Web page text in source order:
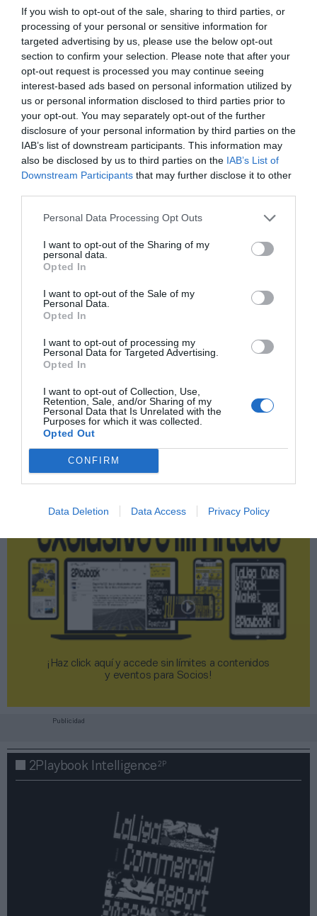
If you wish to opt-out of the sale, sharing to third parties, or
processing of your personal or sensitive information for
targeted advertising by us, please use the below opt-out
section to confirm your selection. Please note that after your
opt-out request is processed you may continue seeing
interest-based ads based on personal information utilized by
us or personal information disclosed to third parties prior to
your opt-out. You may separately opt-out of the further
disclosure of your personal information by third parties on the
IAB’s list of downstream participants. This information may
also be disclosed by us to third parties on the IAB’s List of
Downstream Participants that may further disclose it to other
Personal Data Processing Opt Outs
I want to opt-out of the Sharing of my
personal data.
Opted In
I want to opt-out of the Sale of my
Personal Data.
Opted In
I want to opt-out of processing my
Personal Data for Targeted Advertising.
Opted In
I want to opt-out of Collection, Use,
Retention, Sale, and/or Sharing of my
Personal Data that Is Unrelated with the
Purposes for which it was collected.
Opted Out
CONFIRM
Data Deletion Data Access Privacy Policy
Índex2P
Metropolitan
Barcelona Open Banc Sabadell
fútbol y baloncesto, segmentados por competición,
tipología de activos, marcas, categorías de producto y
valor económico aproximado de cada acuerdo. Si
quieres más información, contacta con nosotros a
través deintelligence@2playbook.com.
como fuente preferida de Google
de forma gratuita
Mantente informado con las últimas noticias de actualidad.
ACTIVAR AHORA
Imprimir
2Playbook Club 2P
¡Haz click aquí y accede sin límites a contenidos
y eventos para Socios!​​​​​​​
Publicidad
2Playbook Intelligence2P